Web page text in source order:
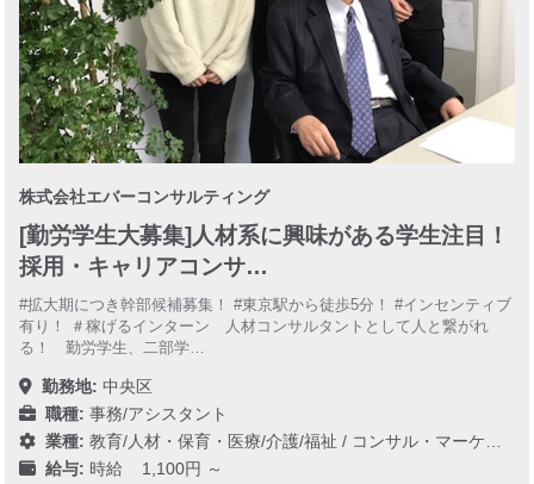
株式会社エバーコンサルティング
[勤労学生大募集]人材系に興味がある学生注目！
採用・キャリアコンサ…
#拡大期につき幹部候補募集！ #東京駅から徒歩5分！ #インセンティブ
有り！ ＃稼げるインターン 人材コンサルタントとして人と繋がれ
る！ 勤労学生、二部学…
勤務地: 中央区
職種: 事務/アシスタント
業種: 教育/人材・保育・医療/介護/福祉 / コンサル・マーケティング
給与: 時給 1,100円 ～